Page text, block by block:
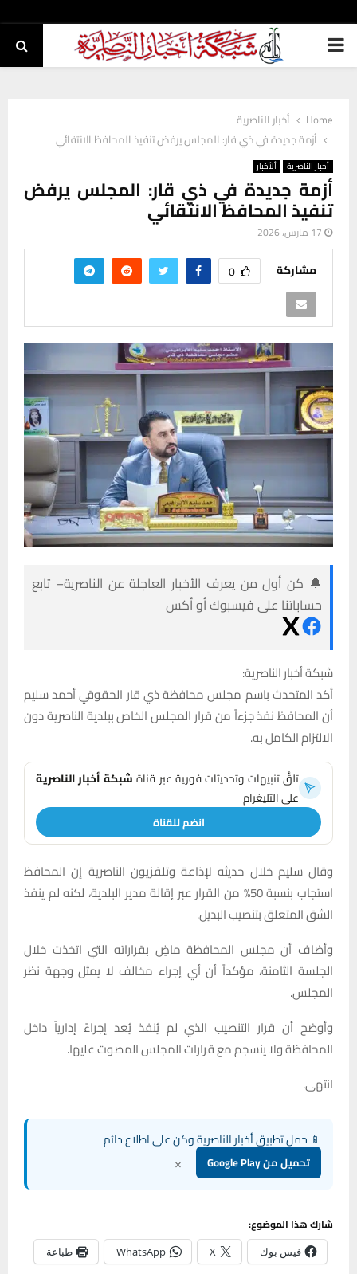
PRIMARY
Home
أخبار الناصرية
أزمة جديدة في ذي قار: المجلس يرفض تنفيذ المحافظ الانتقائي
أخبار الناصرية ألأخبار
أزمة جديدة في ذي قار: المجلس يرفض
تنفيذ المحافظ الانتقائي
17 مارس، 2026
مشاركة 0
🔔 كن أول من يعرف الأخبار العاجلة عن الناصرية– تابع
حساباتنا على فيسبوك أو أكس
شبكة أخبار الناصرية:
أكد المتحدث باسم مجلس محافظة ذي قار الحقوقي أحمد سليم
أن المحافظ نفذ جزءاً من قرار المجلس الخاص ببلدية الناصرية دون
الالتزام الكامل به.
تلقَّ تنبيهات وتحديثات فورية عبر قناةشبكة أخبار الناصرية
على التليغرام
انضم للقناة
وقال سليم خلال حديثه لإذاعة وتلفزيون الناصرية إن المحافظ
استجاب بنسبة 50% من القرار عبر إقالة مدير البلدية، لكنه لم ينفذ
الشق المتعلق بتنصيب البديل.
وأضاف أن مجلس المحافظة ماضٍ بقراراته التي اتخذت خلال
الجلسة الثامنة، مؤكداً أن أي إجراء مخالف لا يمثل وجهة نظر
المجلس.
وأوضح أن قرار التنصيب الذي لم يُنفذ يُعد إجراءً إدارياً داخل
المحافظة ولا ينسجم مع قرارات المجلس المصوت عليها.
انتهى.
📱 حمل تطبيق أخبار الناصرية وكن على اطلاع دائم
تحميل من Google Play ×
شارك هذا الموضوع:
فيس بوك X
WhatsApp طباعة